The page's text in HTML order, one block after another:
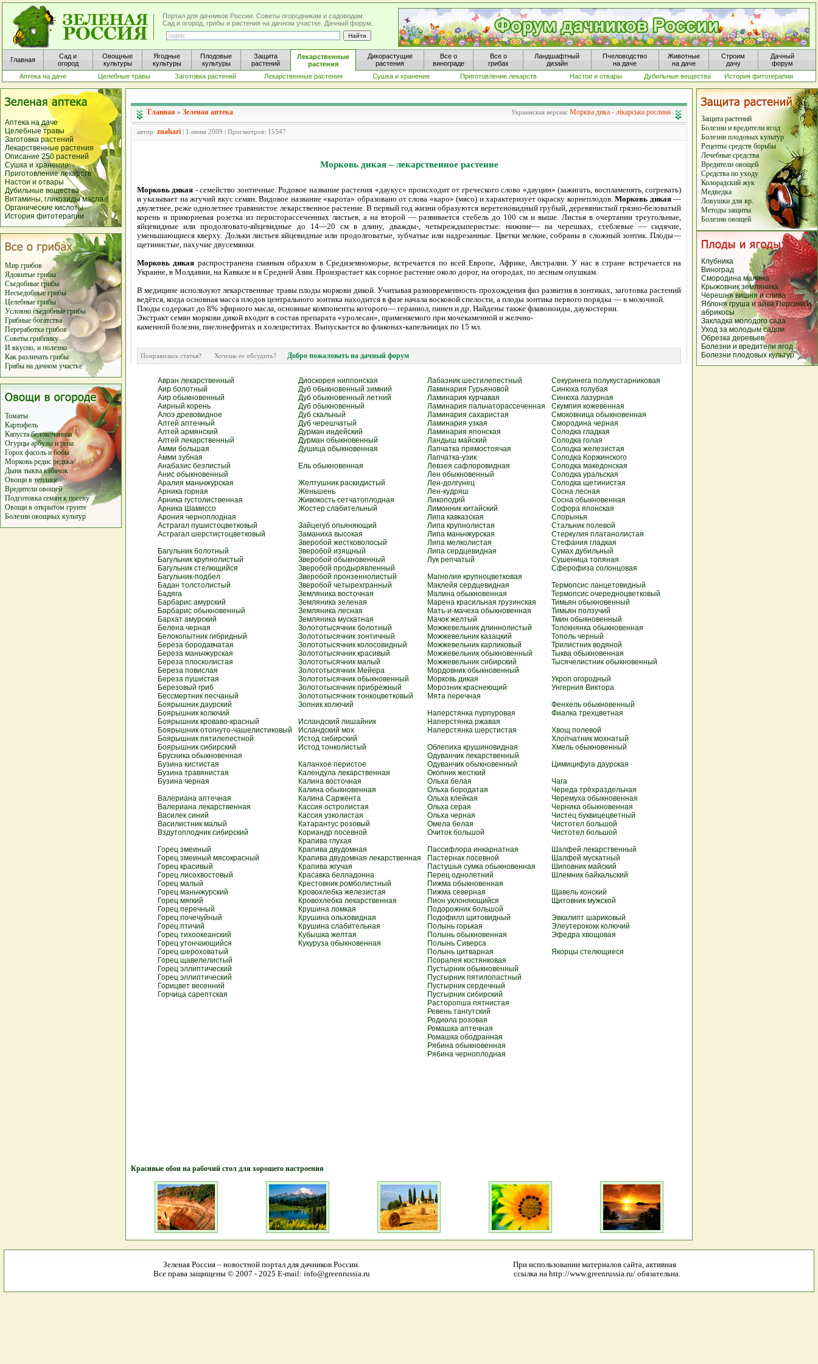
Портал для дачников России. Советы огородникам и садоводам.
Сад и огород, грибы и растения на дачном участке. Дачный форум.
Главная
Сад и
огород
Овощные
культуры
Ягодные
культуры
Плодовые
культуры
Защита
растений
Лекарственные
растения
Дикорастущие
растения
Все о
винограде
Все о
грибах
Ландшафтный
дизайн
Пчеловодство
на даче
Животные
на даче
Строим
дачу
Дачный
форум
Аптека на даче
Целебные травы Заготовка растений Лекарственные растения Сушка и хранение Приготовление лекарств Настои и отвары Дубильные вещества История фитотерапии
Аптека на даче
Целебные травы
Заготовка растений
Лекарственные растения
Описание 250 растений
Сушка и хранение
Приготовление лекарств
Настои и отвары
Дубильные вещества
Витамины, гликозиды масла
Органические кислоты
История фитотерапии
Мир грибов
Ядовитые грибы
Съедобные грибы
Несъедобные грибы
Целебные грибы
Условно съедобные грибы
Грибные богатства
Переработка грибов
Советы грибнику
И вкусно, и полезно
Как различать грибы
Грибы на дачном участке
Томаты
Картофель
Капуста белокочанная
Огурцы арбузыи репа
Горох фасоль ибобы
Морковьредис редька
Дынятыква кабачок
Овощи в теплице
Вредители овощей
Подготовка семян к посеву
Овощи в открытом грунте
Болезни овощных культур
Защита растений
Болезни и вредители ягод
Болезни плодовых культур
Рецепты средств борьбы
Лечебные средства
Вредители овощей
Средства по уходу
Колорадский жук
Медведка
Ловушки для вр.
Методы защиты
Болезни овощей
Клубника
Виноград
Смородина малина
Крыжовник земляника
Черешнявишняислива
Яблоня груша и айва Персикии
абрикосы
Закладка молодого сада
Уход за молодым садом
Обрезка деревьев
Болезни и вредители ягод
Болезни плодовых культур
Главная » Зеленая аптека Украинская версия: Морква дика - лікарська рослина
автор: znahari | 1 июня 2009 | Просмотров: 15547
Морковь дикая – лекарственное растение
Морковь дикая - семейство зонтичные. Родовое название растения «даукус» происходит от греческого слово «дауцин» (зажигать, воспламенять, согревать)
и указывает на жгучий вкус семян. Видовое название «карота» образовано от слова «каро» (мясо) и характеризует окраску корнеплодов.Морковь дикая—
двулетнее, реже однолетнее травянистое лекарственное растение. В первый год жизни образуются веретеновидный грубый, деревянистый грязно-беловатый
корень и прикорневая розетка из перисторассеченных листьев, а на второй — развивается стебель до 100 см и выше. Листья в очертании треугольные,
яйцевидные или продолговато-яйцевидные до 14—20 см в длину, дважды-, четыреждыперистые: нижние— на черешках, стеблевые — сидячие,
уменьшающиеся кверху. Дольки листьев яйцевидные или продолговатые, зубчатые или надрезанные. Цветки мелкие, собраны в сложный зонтик. Плоды—
щетинистые, пахучие двусемянки.
Морковь дикая распространена главным образом в Средиземноморье, встречается по всей Европе, Африке, Австралии. У нас в стране встречается на
Украине, в Молдавии, на Кавказе и в Средней Азии. Произрастает как сорное растение около дорог, на огородах, по лесным опушкам.
В медицине используют лекарственные травы плоды моркови дикой. Учитывая разновременность прохождения фаз развития в зонтиках, заготовка растений
ведётся, когда основная масса плодов центрального зонтика находится в фазе начала восковой спелости, а плоды зонтика первого порядка — в молочной.
Плоды содержат до 8% эфирного масла, основные компоненты которого— гераниол, пинен и др. Найдены также флавоноиды, даукостерин.
Экстракт семян моркови дикой входит в состав препарата «уролесан», применяемого при мочекаменной и желчно-
каменной болезни, пиелонефритах и холециститах. Выпускается во флаконах-капельницах по 15 мл.
Понравилась статья? Хочешь ее обсудить? Добро пожаловать на дачный форум
Авран лекарственный
Аир болотный
Аир обыкновенный
Аирный корень
Алоэ древовидное
Алтей аптечный
Алтей армянский
Алтей лекарственный
Амми большая
Амми зубная
Анабазис безлистый
Анис обыкновенный
Аралия маньчжурская
Арника горная
Арника густолиственная
Арника Шамиссо
Арония черноплодная
Астрагал пушистоцветковый
Астрагал шерстистоцветковый
Багульник болотный
Багульник крупнолистый
Багульник стелющийся
Багульник-подбел
Бадан толстолистый
Бадяга
Барбарис амурский
Барбарис обыкновенный
Бархат амурский
Белена черная
Белокопытник гибридный
Береза бородавчатая
Береза маньчжурская
Береза плосколистая
Береза повислая
Береза пушистая
Березовый гриб
Бессмертник песчаный
Боярышник даурский
Боярышник колючий
Боярышник кроваво-красный
Боярышник отогнуто-чашелистиковый
Боярышник пятилепестной
Боярышник сибирский
Брусника обыкновенная
Бузина кистистая
Бузина травянистая
Бузина черная
Валериана аптечная
Валериана лекарственная
Василек синий
Василистник малый
Вздутоплодник сибирский
Горец змеиный
Горец змеиный мясокрасный
Горец красивый
Горец лисохвостовый
Горец малый
Горец маньчжурский
Горец мягкий
Горец перечный
Горец почечуйный
Горец птичий
Горец тихоокеанский
Горец утончающийся
Горец шероховатый
Горец щавелелистый
Горец эллиптический
Горец эллиптический
Горицвет весенний
Горчица сарептская
Диоскорея ниппонская
Дуб обыкновенный зимний
Дуб обыкновенный летний
Дуб обыкновенный
Дуб скальный
Дуб черешчатый
Дурман индейский
Дурман обыкновенный
Душица обыкновенная
Ель обыкновенная
Желтушник раскидистый
Женьшень
Живокость сетчатоплодная
Жостер слабительный
Зайцегуб опьяняющий
Заманиха высокая
Зверобой жестковолосый
Зверобой изящный
Зверобой обыкновенный
Зверобой продырявленный
Зверобой пронзеннолистый
Зверобой четырехгранный
Земляника восточная
Земляника зеленая
Земляника лесная
Земляника мускатная
Золототысячник болотный
Золототысячник зонтичный
Золототысячник колосовидный
Золототысячник красивый
Золототысячник малый
Золототысячник Мейера
Золототысячник обыкновенный
Золототысячник прибрежный
Золототысячник тонкоцветковый
Зопник колючий
Исландский лишайник
Исландский мох
Истод сибирский
Истод тонколистый
Каланхое перистое
Календула лекарственная
Калина восточная
Калина обыкновенная
Калина Саржента
Кассия остролистая
Кассия узколистая
Катарантус розовый
Кориандр посевной
Крапива глухая
Крапива двудомная
Крапива двудомная лекарственная
Крапива жгучая
Красавка белладонна
Крестовник ромболистный
Кровохлебка железистая
Кровохлебка лекарственная
Крушина ломкая
Крушина ольховидная
Крушина слабительная
Кубышка желтая
Кукуруза обыкновенная
Лабазник шестилепестный
Ламинария Гурьяновой
Ламинария курчавая
Ламинария пальчаторассеченная
Ламинария сахаристая
Ламинария узкая
Ламинария японская
Ландыш майский
Лапчатка прямостоячая
Лапчатка-узик
Левзея сафлоровидная
Лен обыкновенный
Лен-долгунец
Лен-кудряш
Ликоподий
Лимонник китайский
Липа кавказская
Липа крупнолистая
Липа маньчжурская
Липа мелколистая
Липа сердцевидная
Лук репчатый
Магнолия крупноцветковая
Маклейя сердцевидная
Малина обыкновенная
Марена красильная грузинская
Мать-и-мачеха обыкновенная
Мачок желтый
Можжевельник длиннолистый
Можжевельник казацкий
Можжевельник карликовый
Можжевельник обыкновенный
Можжевельник сибирский
Мордовник обыкновенный
Морковь дикая
Морозник краснеющий
Мята перечная
Наперстянка пурпуровая
Наперстянка ржавая
Наперстянка шерстистая
Облепиха крушиновидная
Одуванчик лекарственный
Одуванчик обыкновенный
Окопник жесткий
Ольха белая
Ольха бородатая
Ольха клейкая
Ольха серая
Ольха черная
Омела белая
Очиток большой
Пассифлора инкарнатная
Пастернак посевной
Пастушья сумка обыкновенная
Перец однолетний
Пижма обыкновенная
Пижма северная
Пион уклоняющийся
Подорожник большой
Подофилл щитовидный
Полынь горькая
Полынь обыкновенная
Полынь Сиверса
Полынь цитварная
Псоралея костянковая
Пустырник обыкновенный
Пустырник пятилопастный
Пустырник сердечный
Пустырник сибирский
Расторопша пятнистая
Ревень тангутский
Родиола розовая
Ромашка аптечная
Ромашка ободранная
Рябина обыкновенная
Рябина черноплодная
Секуринега полукустарниковая
Синюха голубая
Синюха лазурная
Скумпия кожевенная
Смоковница обыкновенная
Смородина черная
Солодка гладкая
Солодка голая
Солодка железистая
Солодка Коржинского
Солодка македонская
Солодка уральская
Солодка щетинистая
Сосна лесная
Сосна обыкновенная
Софора японская
Спорынья
Стальник полевой
Стеркулия платанолистая
Стефания гладкая
Сумах дубильный
Сушеница топяная
Сферофиза солонцовая
Термопсис ланцетовидный
Термопсис очередноцветковый
Тимьян обыкновенный
Тимьян ползучий
Тмин обыкновенный
Толокнянка обыкновенная
Тополь черный
Трилистник водяной
Тыква обыкновенная
Тысячелистник обыкновенный
Укроп огородный
Унгерния Виктора
Фенхель обыкновенный
Фиалка трехцветная
Хвощ полевой
Хлопчатник мохнатый
Хмель обыкновенный
Цимицифуга даурская
Чага
Череда трёхраздельная
Черемуха обыкновенная
Черника обыкновенная
Чистец буквицецветный
Чистотел большой
Чистотел большой
Шалфей лекарственный
Шалфей мускатный
Шиповник майский
Шлемник байкальский
Щавель конский
Щитовник мужской
Эвкалипт шариковый
Элеутерококк колючий
Эфедра хвощовая
Якорцы стелющиеся
Красивые обои на рабочий стол для хорошего настроения
Зеленая Россия – новостной портал для дачников России.
Все права защищены © 2007 - 2025 E-mail: info@greenrussia.ru
При использовании материалов сайта, активная
ссылка на http://www.greenrussia.ru/ обязательна.